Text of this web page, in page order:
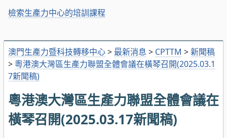
澳門生產力暨科技轉移中心> 最新消息 > CPTTM >新聞稿
> 粵港澳大灣區生產力聯盟全體會議在橫琴召開(2025.03.1
7新聞稿)
粵港澳大灣區生產力聯盟全體會議在
橫琴召開(2025.03.17新聞稿)
檢索生產力中心的培訓課程